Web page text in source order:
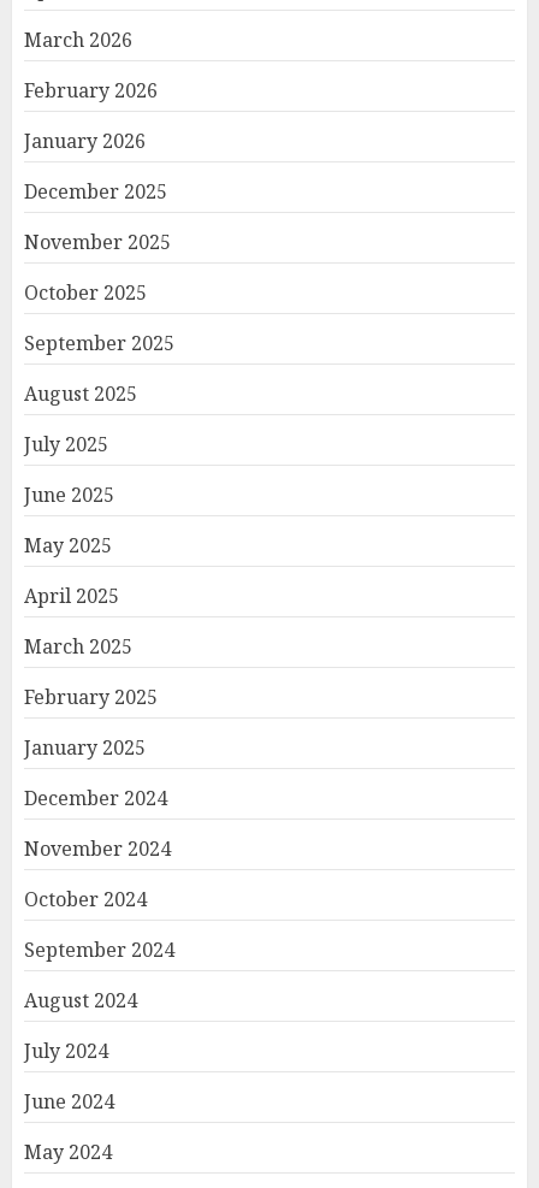
March 2026
February 2026
January 2026
December 2025
November 2025
October 2025
September 2025
August 2025
July 2025
June 2025
May 2025
April 2025
March 2025
February 2025
January 2025
December 2024
November 2024
October 2024
September 2024
August 2024
July 2024
June 2024
May 2024